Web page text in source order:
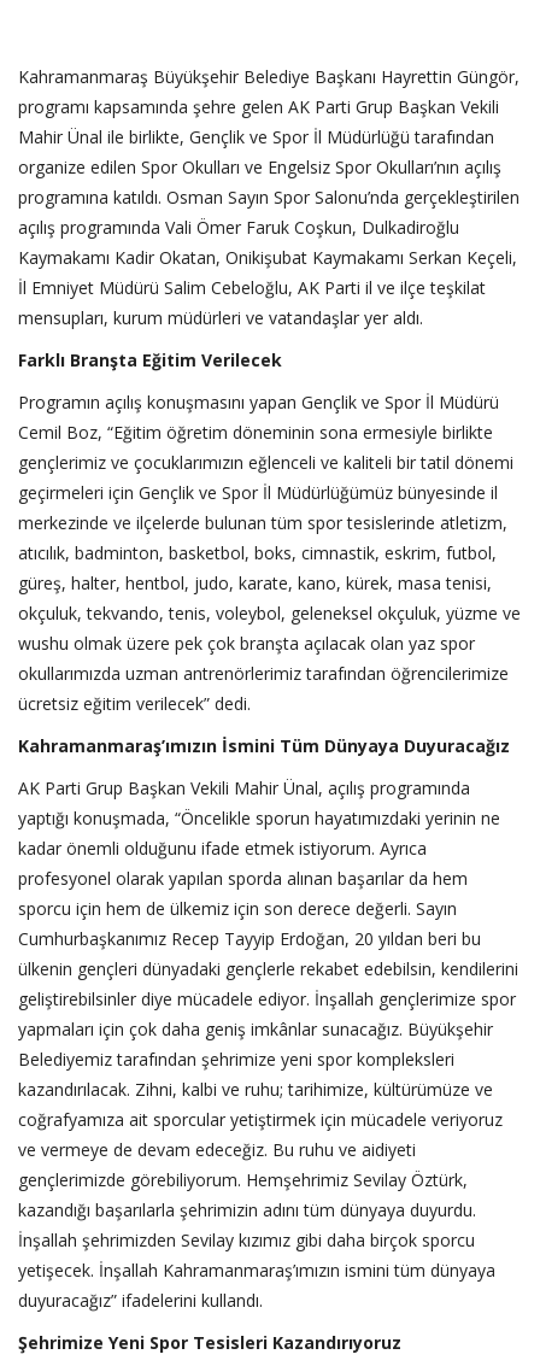
Kahramanmaraş Büyükşehir Belediye Başkanı Hayrettin Güngör,
programı kapsamında şehre gelen AK Parti Grup Başkan Vekili
Mahir Ünal ile birlikte, Gençlik ve Spor İl Müdürlüğü tarafından
organize edilen Spor Okulları ve Engelsiz Spor Okulları’nın açılış
programına katıldı. Osman Sayın Spor Salonu’nda gerçekleştirilen
açılış programında Vali Ömer Faruk Coşkun, Dulkadiroğlu
Kaymakamı Kadir Okatan, Onikişubat Kaymakamı Serkan Keçeli,
İl Emniyet Müdürü Salim Cebeloğlu, AK Parti il ve ilçe teşkilat
mensupları, kurum müdürleri ve vatandaşlar yer aldı.
Farklı Branşta Eğitim Verilecek
Programın açılış konuşmasını yapan Gençlik ve Spor İl Müdürü
Cemil Boz, “Eğitim öğretim döneminin sona ermesiyle birlikte
gençlerimiz ve çocuklarımızın eğlenceli ve kaliteli bir tatil dönemi
geçirmeleri için Gençlik ve Spor İl Müdürlüğümüz bünyesinde il
merkezinde ve ilçelerde bulunan tüm spor tesislerinde atletizm,
atıcılık, badminton, basketbol, boks, cimnastik, eskrim, futbol,
güreş, halter, hentbol, judo, karate, kano, kürek, masa tenisi,
okçuluk, tekvando, tenis, voleybol, geleneksel okçuluk, yüzme ve
wushu olmak üzere pek çok branşta açılacak olan yaz spor
okullarımızda uzman antrenörlerimiz tarafından öğrencilerimize
ücretsiz eğitim verilecek” dedi.
Kahramanmaraş’ımızın İsmini Tüm Dünyaya Duyuracağız
AK Parti Grup Başkan Vekili Mahir Ünal, açılış programında
yaptığı konuşmada, “Öncelikle sporun hayatımızdaki yerinin ne
kadar önemli olduğunu ifade etmek istiyorum. Ayrıca
profesyonel olarak yapılan sporda alınan başarılar da hem
sporcu için hem de ülkemiz için son derece değerli. Sayın
Cumhurbaşkanımız Recep Tayyip Erdoğan, 20 yıldan beri bu
ülkenin gençleri dünyadaki gençlerle rekabet edebilsin, kendilerini
geliştirebilsinler diye mücadele ediyor. İnşallah gençlerimize spor
yapmaları için çok daha geniş imkânlar sunacağız. Büyükşehir
Belediyemiz tarafından şehrimize yeni spor kompleksleri
kazandırılacak. Zihni, kalbi ve ruhu; tarihimize, kültürümüze ve
coğrafyamıza ait sporcular yetiştirmek için mücadele veriyoruz
ve vermeye de devam edeceğiz. Bu ruhu ve aidiyeti
gençlerimizde görebiliyorum. Hemşehrimiz Sevilay Öztürk,
kazandığı başarılarla şehrimizin adını tüm dünyaya duyurdu.
İnşallah şehrimizden Sevilay kızımız gibi daha birçok sporcu
yetişecek. İnşallah Kahramanmaraş’ımızın ismini tüm dünyaya
duyuracağız” ifadelerini kullandı.
Şehrimize Yeni Spor Tesisleri Kazandırıyoruz